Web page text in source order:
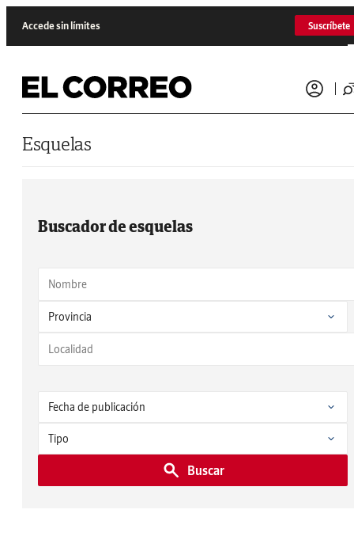
Accede sin límites Suscríbete
Esquelas
Buscador de esquelas
Buscar